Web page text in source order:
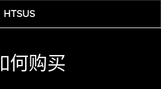
HTSUS
何购买